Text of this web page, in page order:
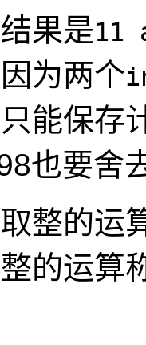
果是11
为两个
能保存
也要舍
整的运
整的运算